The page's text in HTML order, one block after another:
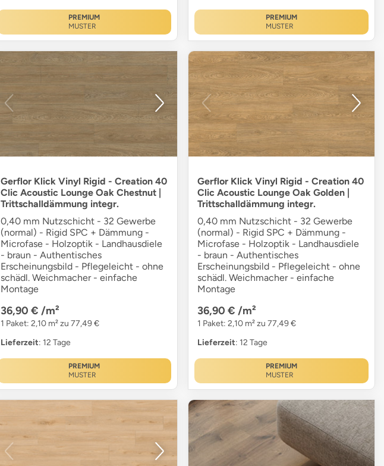
PREMIUM
MUSTER
PREMIUM
MUSTER
Gerflor Klick Vinyl Rigid - Creation 40
Clic Acoustic Lounge Oak Chestnut |
Trittschalldämmung integr.
0,40 mm Nutzschicht - 32 Gewerbe
(normal) - Rigid SPC + Dämmung -
Microfase - Holzoptik - Landhausdiele
- braun - Authentisches
Erscheinungsbild - Pflegeleicht - ohne
schädl. Weichmacher - einfache
Montage
36,90 € /m²
1 Paket: 2,10 m² zu 77,49 €
Lieferzeit: 12 Tage
PREMIUM
MUSTER
Gerflor Klick Vinyl Rigid - Creation 40
Clic Acoustic Lounge Oak Golden |
Trittschalldämmung integr.
0,40 mm Nutzschicht - 32 Gewerbe
(normal) - Rigid SPC + Dämmung -
Microfase - Holzoptik - Landhausdiele
- braun - Authentisches
Erscheinungsbild - Pflegeleicht - ohne
schädl. Weichmacher - einfache
Montage
36,90 € /m²
1 Paket: 2,10 m² zu 77,49 €
Lieferzeit: 12 Tage
PREMIUM
MUSTER